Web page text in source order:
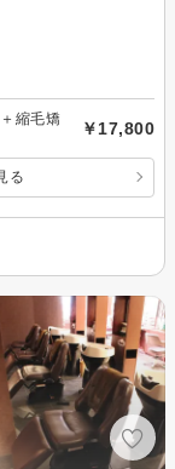
縮毛矯
￥17,800
る